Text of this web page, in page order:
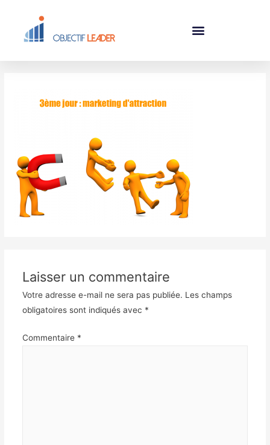
Laisser un commentaire
Votre adresse e-mail ne sera pas publiée. Les champs
obligatoires sont indiqués avec *
Commentaire *